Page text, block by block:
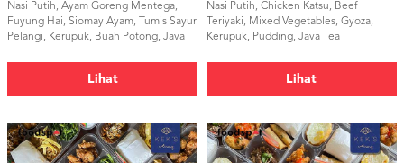
Nasi Putih, Ayam Goreng Mentega,
Fuyung Hai, Siomay Ayam, Tumis Sayur
Pelangi, Kerupuk, Buah Potong, Java
Lihat
Nasi Putih, Chicken Katsu, Beef
Teriyaki, Mixed Vegetables, Gyoza,
Kerupuk, Pudding, Java Tea
Lihat